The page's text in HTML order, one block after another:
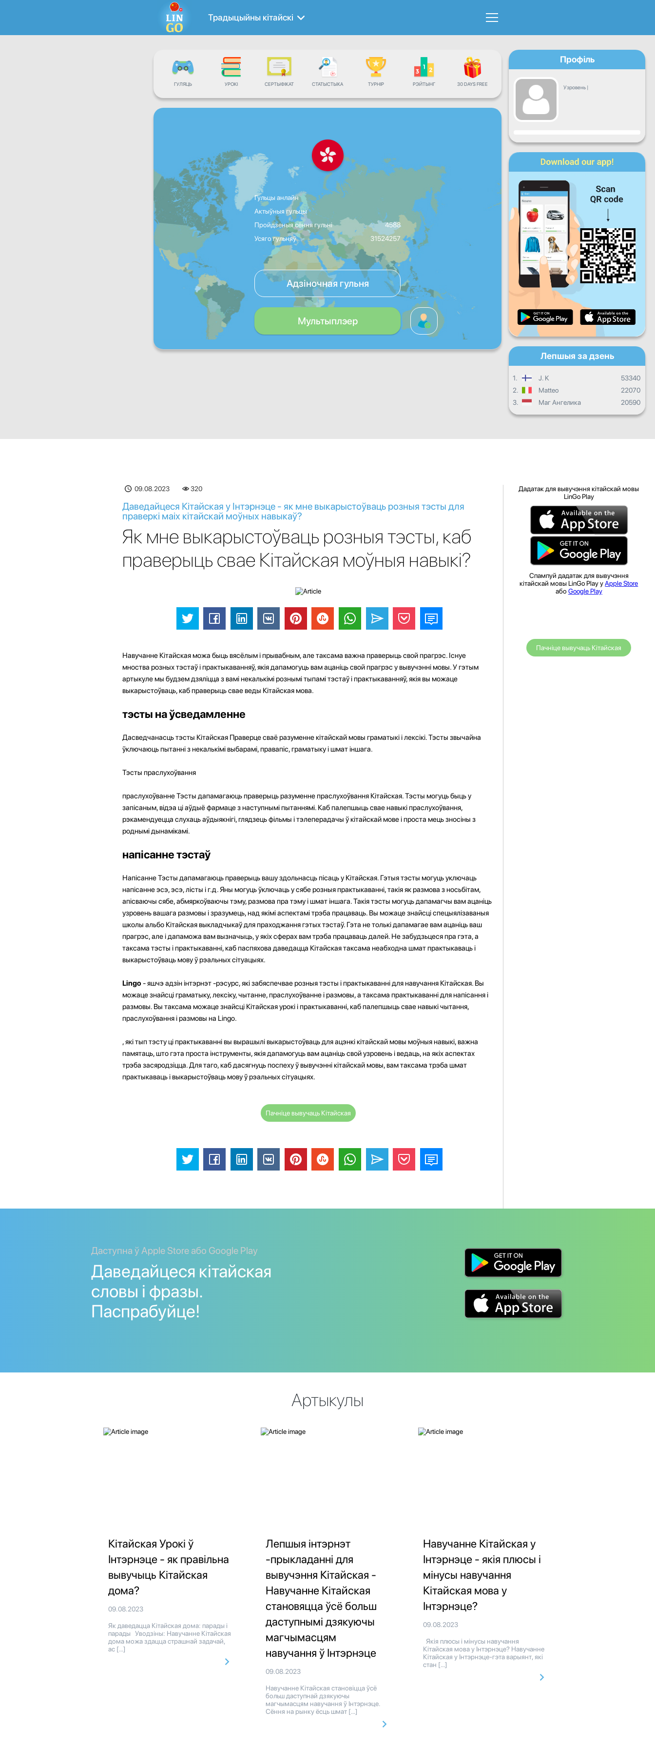
Традыцыйны кітайскі
ГУЛЯЦЬ УРОКІ СЕРТЫФІКАТ СТАТЫСТЫКА ТУРНІР РЭЙТЫНГ 30 DAYS FREE
Гульцы анлайн
Актыўныя гульцы
Пройдзеныя сёння гульні
4588
Усяго гульняў
31524257
Адзіночная гульня
Мультыплэер
Профіль
Узровень |
Прагрэс
Пн Сер Чц
Сб Нядз
Штодзённы прагрэс
Штомесячны прагрэс
Агульны прагрэс
Лепшыя за дзень
1. J. K
53340
2.
Matteo
22070
3.
Маг Ангелика 20590
09.08.2023 320
Даведайцеся Кітайская у Інтэрнэце - як мне выкарыстоўваць розныя тэсты для
праверкі маіх кітайскай моўных навыкаў?
Як мне выкарыстоўваць розныя тэсты, каб
праверыць свае Кітайская моўныя навыкі?
Навучанне Кітайская можа быць вясёлым і прывабным, але таксама важна праверыць свой прагрэс. Існуе
мноства розных тэстаў і практыкаванняў, якія дапамогуць вам ацаніць свой прагрэс у вывучэнні мовы. У гэтым
артыкуле мы будзем дзяліцца з вамі некалькімі рознымі тыпамі тэстаў і практыкаванняў, якія вы можаце
выкарыстоўваць, каб праверыць свае веды Кітайская мова.
тэсты на ўсведамленне
Дасведчанасць тэсты Кітайская Праверце сваё разуменне кітайскай мовы граматыкі і лексікі. Тэсты звычайна
ўключаюць пытанні з некалькімі выбарамі, правапіс, граматыку і шмат іншага.
Тэсты праслухоўвання
праслухоўванне Тэсты дапамагаюць праверыць разуменне праслухоўвання Кітайская. Тэсты могуць быць у
запісаным, відэа ці аўдыё фармаце з наступнымі пытаннямі. Каб палепшыць свае навыкі праслухоўвання,
рэкамендуецца слухаць аўдыякнігі, глядзець фільмы і тэлеперадачы ў кітайскай мове і проста мець зносіны з
роднымі дынамікамі.
напісанне тэстаў
Напісанне Тэсты дапамагаюць праверыць вашу здольнасць пісаць у Кітайская. Гэтыя тэсты могуць уключаць
напісанне эсэ, эсэ, лісты і г.д. Яны могуць ўключаць у сябе розныя практыкаванні, такія як размова з носьбітам,
апісваючы сябе, абмяркоўваючы тэму, размова пра тэму і шмат іншага. Такія тэсты могуць дапамагчы вам ацаніць
узровень вашага размовы і зразумець, над якімі аспектамі трэба працаваць. Вы можаце знайсці спецыялізаваныя
школы альбо Кітайская выкладчыкаў для праходжання гэтых тэстаў. Гэта не толькі дапамагае вам ацаніць ваш
прагрэс, але і дапаможа вам вызначыць, у якіх сферах вам трэба працаваць далей. Не забудзьцеся пра гэта, а
таксама тэсты і практыкаванні, каб паспяхова даведацца Кітайская таксама неабходна шмат практыкаваць і
выкарыстоўваць мову ў рэальных сітуацыях.
Lingo- яшчэ адзін інтэрнэт -рэсурс, які забяспечвае розныя тэсты і практыкаванні для навучання Кітайская. Вы
можаце знайсці граматыку, лексіку, чытанне, праслухоўванне і размовы, а таксама практыкаванні для напісання і
размовы. Вы таксама можаце знайсці Кітайская урокі і практыкаванні, каб палепшыць свае навыкі чытання,
праслухоўвання і размовы на Lingo.
, які тып тэсту ці практыкаванні вы вырашылі выкарыстоўваць для ацэнкі кітайскай мовы моўныя навыкі, важна
памятаць, што гэта проста інструменты, якія дапамогуць вам ацаніць свой узровень і ведаць, на якіх аспектах
трэба засяродзіцца. Для таго, каб дасягнуць поспеху ў вывучэнні кітайскай мовы, вам таксама трэба шмат
практыкаваць і выкарыстоўваць мову ў рэальных сітуацыях.
Пачніце вывучаць Кітайская
Дадатак для вывучэння кітайскай мовы
LinGo Play
Спампуй дадатак для вывучэння
кітайскай мовы LinGo Play уApple Store
або Google Play
Пачніце вывучаць Кітайская
Даступна ў Apple Store або Google Play
Даведайцеся кітайская
словы і фразы.
Паспрабуйце!
Артыкулы
Кітайская Урокі ў
Інтэрнэце - як правільна
вывучыць Кітайская
дома?
09.08.2023
Як даведацца Кітайская дома: парады і
парады Уводзіны: Навучанне Кітайская
дома можа здацца страшнай задачай,
ас […]
Лепшыя інтэрнэт
-прыкладанні для
вывучэння Кітайская -
Навучанне Кітайская
становяцца ўсё больш
даступнымі дзякуючы
магчымасцям
навучання ў Інтэрнэце
09.08.2023
Навучанне Кітайская становіцца ўсё
больш даступнай дзякуючы
магчымасцям навучання ў Інтэрнэце.
Сёння на рынку ёсць шмат […]
Навучанне Кітайская у
Інтэрнэце - якія плюсы і
мінусы навучання
Кітайская мова у
Інтэрнэце?
09.08.2023
Якія плюсы і мінусы навучання
Кітайская мова у Інтэрнэце? Навучанне
Кітайская у Інтэрнэце-гэта варыянт, які
стан […]